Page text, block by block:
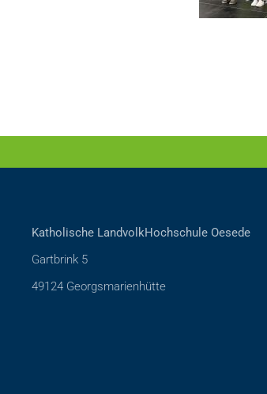
Katholische LandvolkHochschule Oesede
Gartbrink 5
49124 Georgsmarienhütte